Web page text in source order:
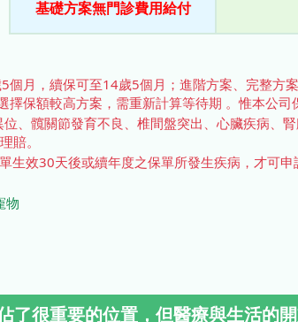
基礎方案無門診費用給付
月，續保可至14歲5個月；進階方案、完整方
保額較高方案，需重新計算等待期 。惟本公司
、髖關節發育不良、椎間盤突出、心臟疾病、
賠。
生效30天後或續年度之保單所發生疾病，才可申
物
了很重要的位置，但醫療與生活的